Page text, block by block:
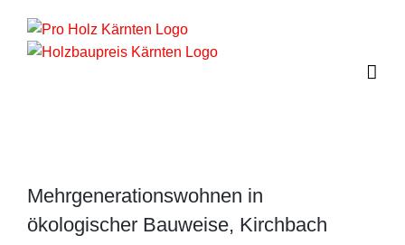
Inhalt
springen
Mehrgenerationswohnen in
ökologischer Bauweise, Kirchbach